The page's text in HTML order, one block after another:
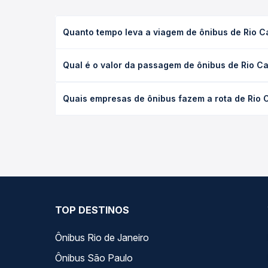
Quanto tempo leva a viagem de ônibus de Rio
(convencional, executivo ou leito) e as condições
Qual é o valor da passagem de ônibus de Rio
tipo de poltrona e a antecedência da compra. Na
Quais empresas de ônibus fazem a rota de Rio
TOP DESTINOS
Ônibus Rio de Janeiro
Ônibus São Paulo